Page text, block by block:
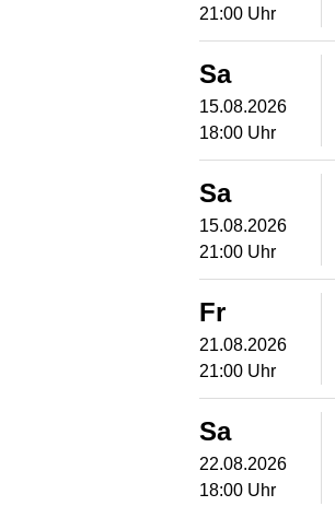
21:00 Uhr
Sa
15.08.2026
18:00 Uhr
Sa
15.08.2026
21:00 Uhr
Fr
21.08.2026
21:00 Uhr
Sa
22.08.2026
18:00 Uhr